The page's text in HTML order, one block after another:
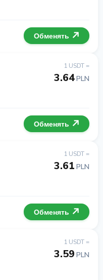
Обменять
1 USDT =
3.64PLN
Обменять
1 USDT =
3.61 PLN
Обменять
1 USDT =
3.59 PLN